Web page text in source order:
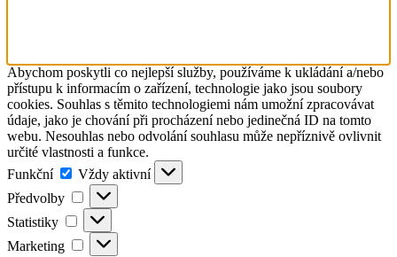
Abychom poskytli co nejlepší služby, používáme k ukládání a/nebo
přístupu k informacím o zařízení, technologie jako jsou soubory
cookies. Souhlas s těmito technologiemi nám umožní zpracovávat
údaje, jako je chování při procházení nebo jedinečná ID na tomto
webu. Nesouhlas nebo odvolání souhlasu může nepříznivě ovlivnit
určité vlastnosti a funkce.
Funkční
Funkční
Vždy aktivní
Předvolby
Předvolby
Statistiky Statistiky
Marketing Marketing